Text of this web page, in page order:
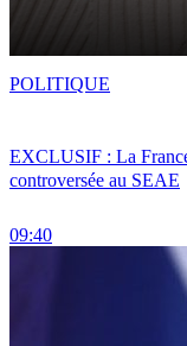
EXCLUSIF : La
controversée au SEAE
09:40
POLITIQUE